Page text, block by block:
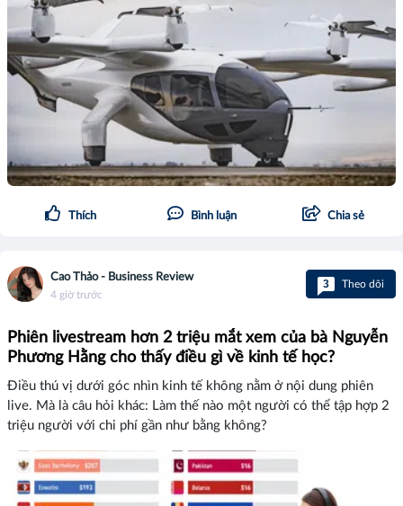
Thích Bình luận Chia sẻ
Cao Thảo - Business Review
4 giờ trước
3 Theo dõi
Phiên livestream hơn 2 triệu mắt xem của bà Nguyễn
Phương Hằng cho thấy điều gì về kinh tế học?
Điều thú vị dưới góc nhìn kinh tế không nằm ở nội dung phiên
live. Mà là câu hỏi khác: Làm thế nào một người có thể tập hợp 2
triệu người với chi phí gần như bằng không?